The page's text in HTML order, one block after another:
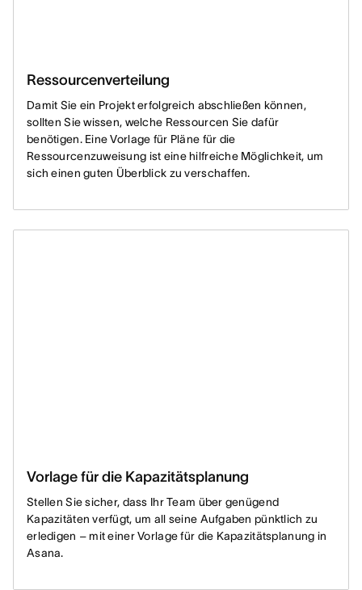
Ressourcenverteilung
Damit Sie ein Projekt erfolgreich abschließen können,
sollten Sie wissen, welche Ressourcen Sie dafür
benötigen. Eine Vorlage für Pläne für die
Ressourcenzuweisung ist eine hilfreiche Möglichkeit, um
sich einen guten Überblick zu verschaffen.
Vorlage für die Kapazitätsplanung
Stellen Sie sicher, dass Ihr Team über genügend
Kapazitäten verfügt, um all seine Aufgaben pünktlich zu
erledigen – mit einer Vorlage für die Kapazitätsplanung in
Asana.